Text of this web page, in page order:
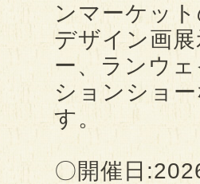
ンマーケッ
デザイン画
ー、ランウ
ションショ
す。
〇開催日